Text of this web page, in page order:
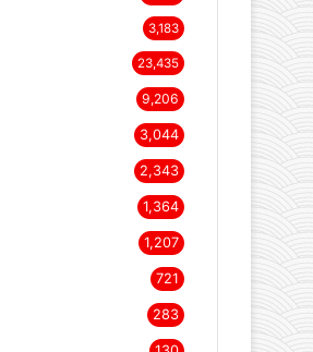
4,888
4,474
3,593
3,509
3,183
23,435
9,206
3,044
2,343